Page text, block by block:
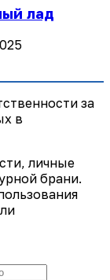
лад
за
в
личные
брани.